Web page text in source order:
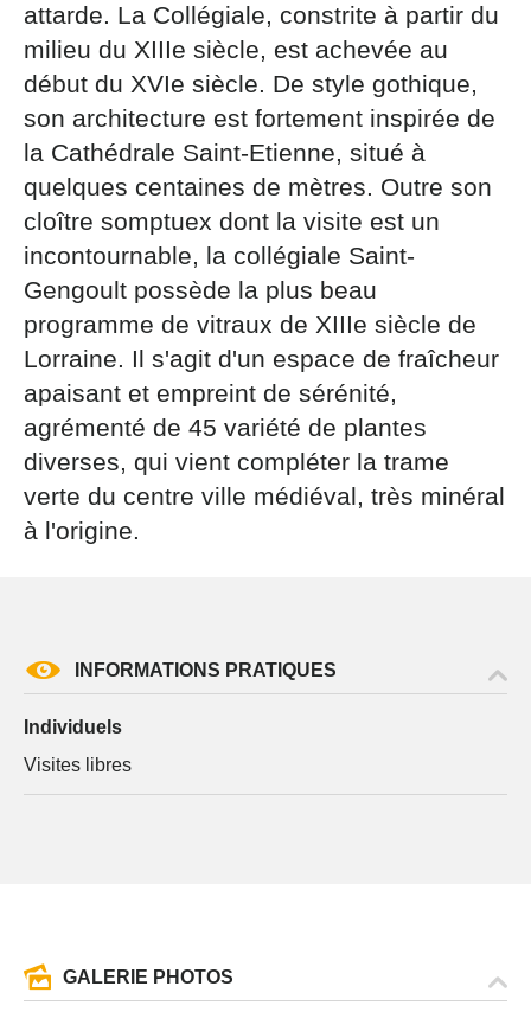
attarde. La Collégiale, constrite à partir du
milieu du XIIIe siècle, est achevée au
début du XVIe siècle. De style gothique,
son architecture est fortement inspirée de
la Cathédrale Saint-Etienne, situé à
quelques centaines de mètres. Outre son
cloître somptuex dont la visite est un
incontournable, la collégiale Saint-
Gengoult possède la plus beau
programme de vitraux de XIIIe siècle de
Lorraine. Il s'agit d'un espace de fraîcheur
apaisant et empreint de sérénité,
agrémenté de 45 variété de plantes
diverses, qui vient compléter la trame
verte du centre ville médiéval, très minéral
à l'origine.
INFORMATIONS PRATIQUES
Individuels
Visites libres
GALERIE PHOTOS